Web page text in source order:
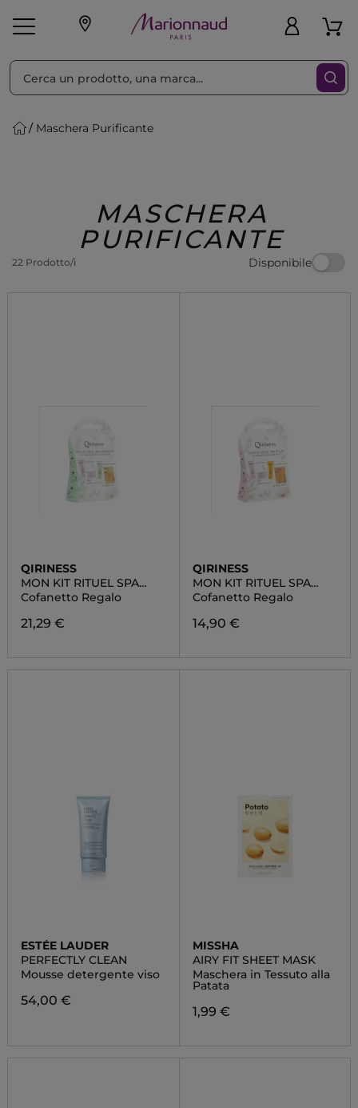
Make-up Profumi
Regalo
Maschera Purificante
MASCHERA
PURIFICANTE
22 Prodotto/i Disponibile
Ordina per Filtra
QIRINESS
MON KIT RITUEL SPA
HYDRATANT
Cofanetto Regalo
21,29 €
QIRINESS
MON KIT RITUEL SPA
ÉCLAT
Cofanetto Regalo
14,90 €
ESTÉE LAUDER
PERFECTLY CLEAN
Mousse detergente viso
54,00 €
MISSHA
AIRY FIT SHEET MASK
Maschera in Tessuto alla
Patata
1,99 €